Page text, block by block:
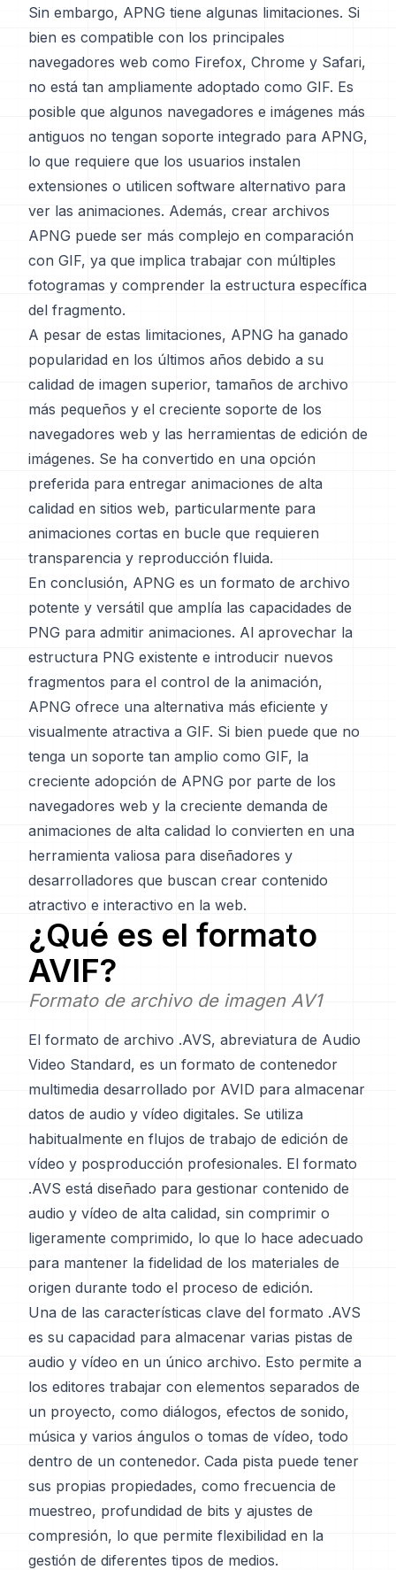
Sin embargo, APNG tiene algunas limitaciones. Si
bien es compatible con los principales
navegadores web como Firefox, Chrome y Safari,
no está tan ampliamente adoptado como GIF. Es
posible que algunos navegadores e imágenes más
antiguos no tengan soporte integrado para APNG,
lo que requiere que los usuarios instalen
extensiones o utilicen software alternativo para
ver las animaciones. Además, crear archivos
APNG puede ser más complejo en comparación
con GIF, ya que implica trabajar con múltiples
fotogramas y comprender la estructura específica
del fragmento.
A pesar de estas limitaciones, APNG ha ganado
popularidad en los últimos años debido a su
calidad de imagen superior, tamaños de archivo
más pequeños y el creciente soporte de los
navegadores web y las herramientas de edición de
imágenes. Se ha convertido en una opción
preferida para entregar animaciones de alta
calidad en sitios web, particularmente para
animaciones cortas en bucle que requieren
transparencia y reproducción fluida.
En conclusión, APNG es un formato de archivo
potente y versátil que amplía las capacidades de
PNG para admitir animaciones. Al aprovechar la
estructura PNG existente e introducir nuevos
fragmentos para el control de la animación,
APNG ofrece una alternativa más eficiente y
visualmente atractiva a GIF. Si bien puede que no
tenga un soporte tan amplio como GIF, la
creciente adopción de APNG por parte de los
navegadores web y la creciente demanda de
animaciones de alta calidad lo convierten en una
herramienta valiosa para diseñadores y
desarrolladores que buscan crear contenido
atractivo e interactivo en la web.
¿Qué es el formato
AVIF?
Formato de archivo de imagen AV1
El formato de archivo .AVS, abreviatura de Audio
Video Standard, es un formato de contenedor
multimedia desarrollado por AVID para almacenar
datos de audio y vídeo digitales. Se utiliza
habitualmente en flujos de trabajo de edición de
vídeo y posproducción profesionales. El formato
.AVS está diseñado para gestionar contenido de
audio y vídeo de alta calidad, sin comprimir o
ligeramente comprimido, lo que lo hace adecuado
para mantener la fidelidad de los materiales de
origen durante todo el proceso de edición.
Una de las características clave del formato .AVS
es su capacidad para almacenar varias pistas de
audio y vídeo en un único archivo. Esto permite a
los editores trabajar con elementos separados de
un proyecto, como diálogos, efectos de sonido,
música y varios ángulos o tomas de vídeo, todo
dentro de un contenedor. Cada pista puede tener
sus propias propiedades, como frecuencia de
muestreo, profundidad de bits y ajustes de
compresión, lo que permite flexibilidad en la
gestión de diferentes tipos de medios.